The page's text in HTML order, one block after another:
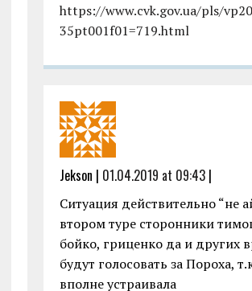
https://www.cvk.gov.ua/pls/
35pt001f01=719.html
Jekson | 01.04.2019 at 09:43|
Ситуация действительно “не
втором туре сторонники
бойко, гриценко да и других
будут голосовать за Пороха,
вполне устраивала